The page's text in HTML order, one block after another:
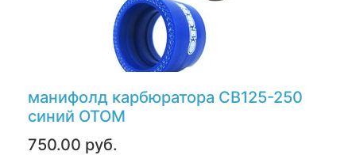
манифолд карбюратора CB125-250
синий ОТОМ
750.00 руб.